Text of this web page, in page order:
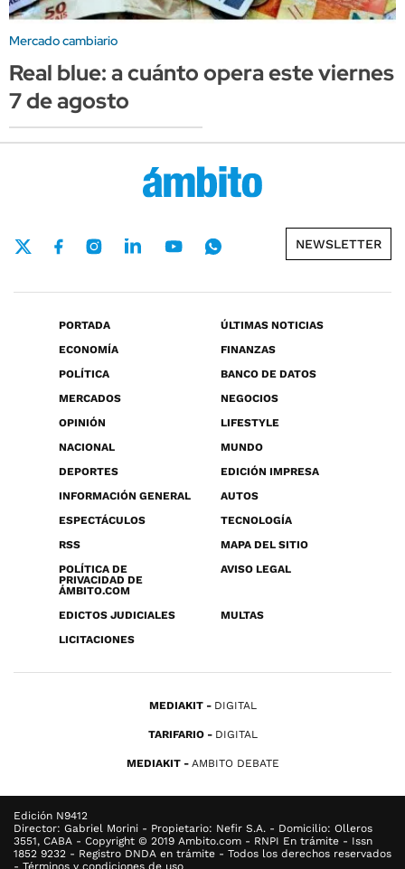
Mercado cambiario
Real blue: a cuánto opera este viernes
7 de agosto
NEWSLETTER
PORTADA
ÚLTIMAS NOTICIAS
ECONOMÍA
FINANZAS
POLÍTICA
BANCO DE DATOS
MERCADOS
NEGOCIOS
OPINIÓN
LIFESTYLE
NACIONAL
MUNDO
DEPORTES
EDICIÓN IMPRESA
INFORMACIÓN GENERAL
AUTOS
ESPECTÁCULOS
TECNOLOGÍA
RSS
MAPA DEL SITIO
POLÍTICA DE
PRIVACIDAD DE
ÁMBITO.COM
AVISO LEGAL
EDICTOS JUDICIALES
MULTAS
LICITACIONES
MEDIAKIT DIGITAL
TARIFARIO DIGITAL
MEDIAKIT AMBITO DEBATE
Edición N9412
Director: Gabriel Morini - Propietario: Nefir S.A. - Domicilio: Olleros
3551, CABA - Copyright © 2019 Ambito.com - RNPI En trámite - Issn
1852 9232 - Registro DNDA en trámite - Todos los derechos reservados